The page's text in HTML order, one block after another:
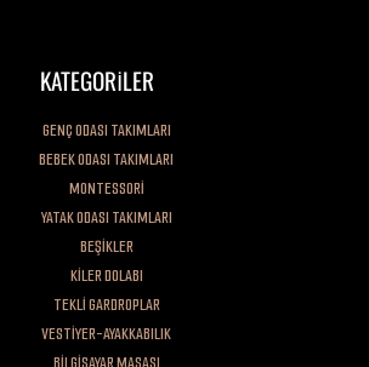
KATEGORİLER
GENÇ ODASI TAKIMLARI
BEBEK ODASI TAKIMLARI
MONTESSORİ
YATAK ODASI TAKIMLARI
BEŞİKLER
KİLER DOLABI
TEKLİ GARDROPLAR
VESTİYER-AYAKKABILIK